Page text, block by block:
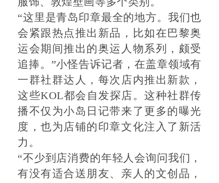
“这里是青岛印章最全的地方。我们也
会紧跟热点推出新品，比如在巴黎奥
运会期间推出的奥运人物系列，颇受
追捧。”小怪告诉记者，在盖章领域有
一群社群达人，每次店内推出新款，
这些KOL都会自发探店。这种社群传
播不仅为小岛日记带来了更多的曝光
度，也为店铺的印章文化注入了新活
力。
“不少到店消费的年轻人会询问我们，
有没有适合送朋友、亲人的文创品，